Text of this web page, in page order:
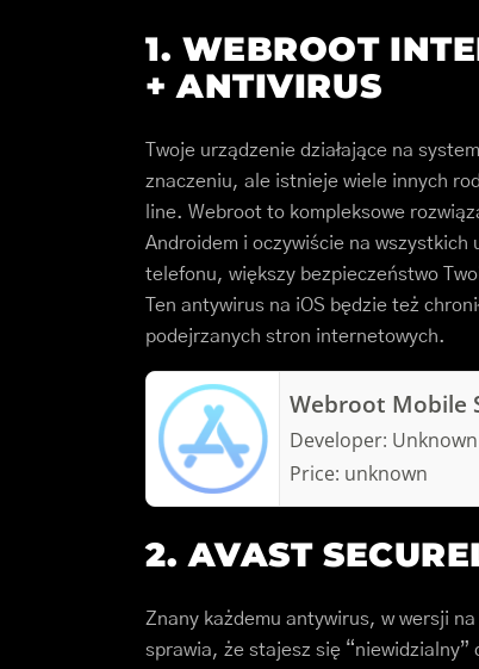
1. WEBROOT
+ ANTIVIRUS
Twoje urządzenie działające na
znaczeniu, ale istnieje wiele innych
line. Webroot to kompleksowe
Androidem i oczywiście na
telefonu, większy bezpieczeństwo
Ten antywirus na iOS będzie też
podejrzanych stron internetowych.
Webroot Mobile
Developer: Unknown
Price: unknown
2. AVAST
Znany każdemu antywirus, w wersji
sprawia, że stajesz się